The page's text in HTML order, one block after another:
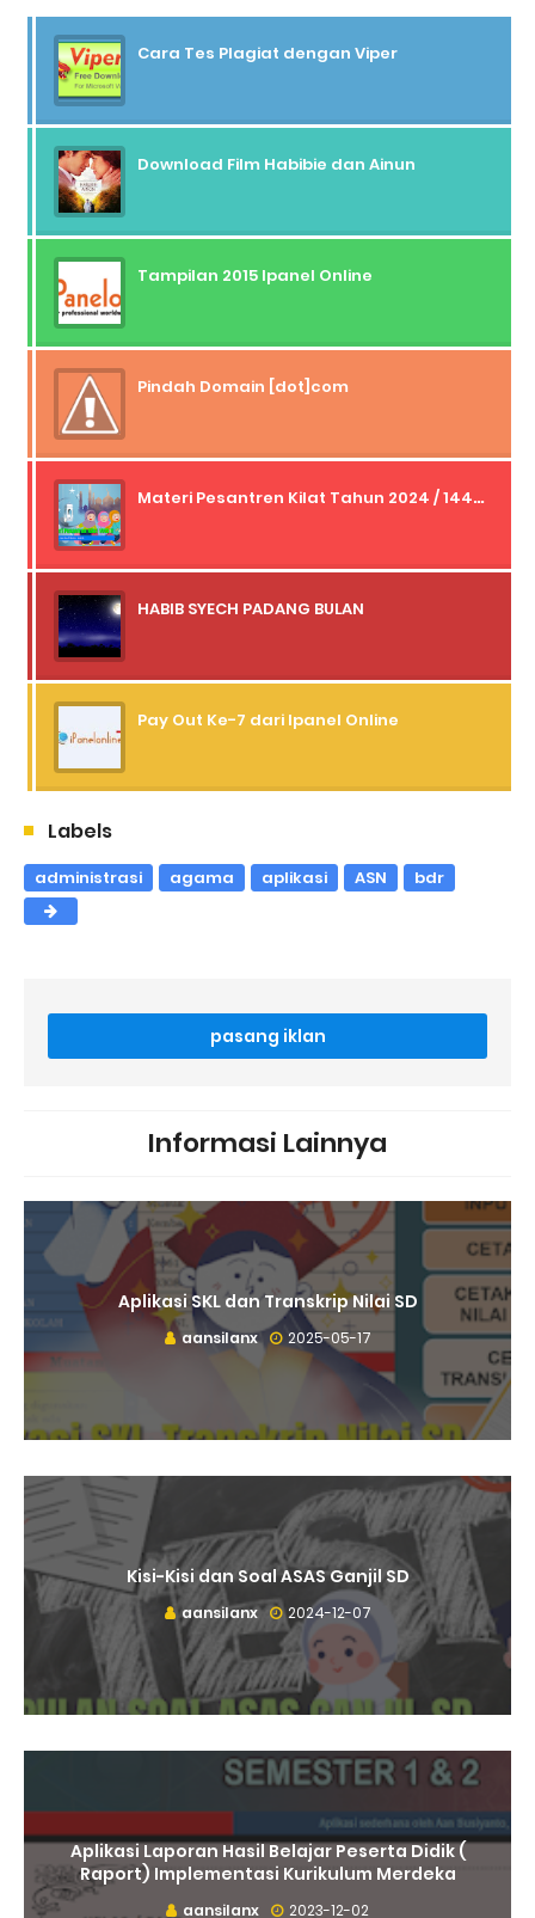
Cara Tes Plagiat dengan Viper
Download Film Habibie dan Ainun
Tampilan 2015 Ipanel Online
Pindah Domain [dot]com
Materi Pesantren Kilat Tahun 2024 / 1445 H
HABIB SYECH PADANG BULAN
Pay Out Ke-7 dari Ipanel Online
Labels
administrasi agama aplikasi ASN bdr
pasang iklan
Informasi Lainnya
Aplikasi SKL dan Transkrip Nilai SD
aansilanx 2025-05-17
Kisi-Kisi dan Soal ASAS Ganjil SD
aansilanx 2024-12-07
Aplikasi Laporan Hasil Belajar Peserta Didik (
Raport) Implementasi Kurikulum Merdeka
aansilanx 2023-12-02